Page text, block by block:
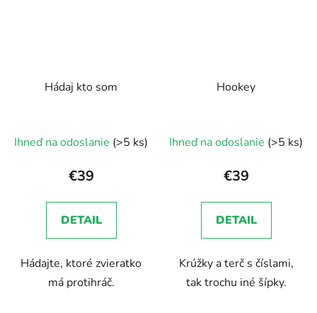
Hádaj kto som
Ihneď na odoslanie (>5 ks)
€39
DETAIL
Hádajte, ktoré zvieratko
má protihráč.
Hookey
Ihneď na odoslanie (>5 ks)
€39
DETAIL
Krúžky a terč s číslami,
tak trochu iné šípky.